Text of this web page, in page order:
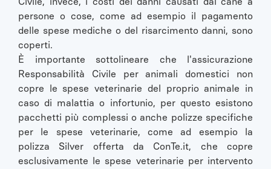
persone o cose, come ad esempio il pagamento
delle spese mediche o del risarcimento danni, sono
coperti.
È importante sottolineare che l'assicurazione
Responsabilità Civile per animali domestici non
copre le spese veterinarie del proprio animale in
caso di malattia o infortunio, per questo esistono
pacchetti più complessi o anche polizze specifiche
per le spese veterinarie, come ad esempio la
polizza Silver offerta da ConTe.it, che copre
esclusivamente le spese veterinarie per intervento